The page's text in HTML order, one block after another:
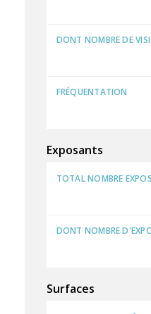
DONT NOMBRE DE
FRÉQUENTATION
Exposants
TOTAL NOMBRE
DONT NOMBRE
Surfaces